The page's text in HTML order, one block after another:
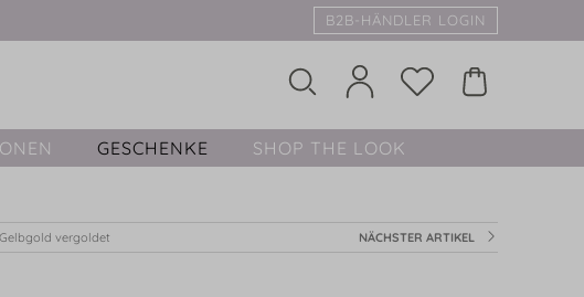
B2B-HÄNDLER LOGIN
GESCHENKE SHOP THE LOOK
Gelbgold vergoldet NÄCHSTER ARTIKEL